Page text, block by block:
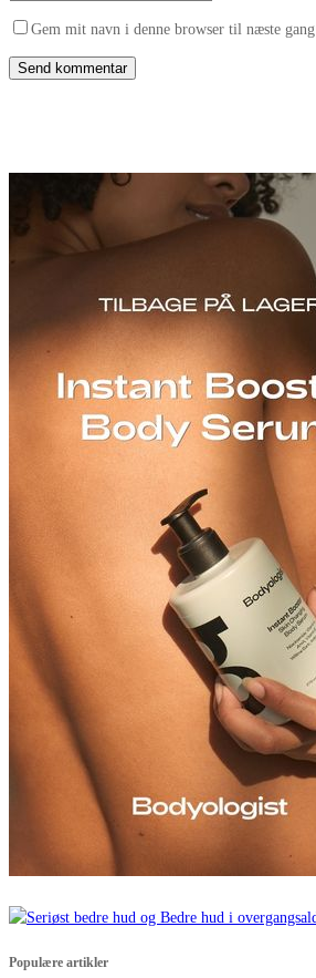
Gem mit navn i denne browser til næste gang
Populære artikler